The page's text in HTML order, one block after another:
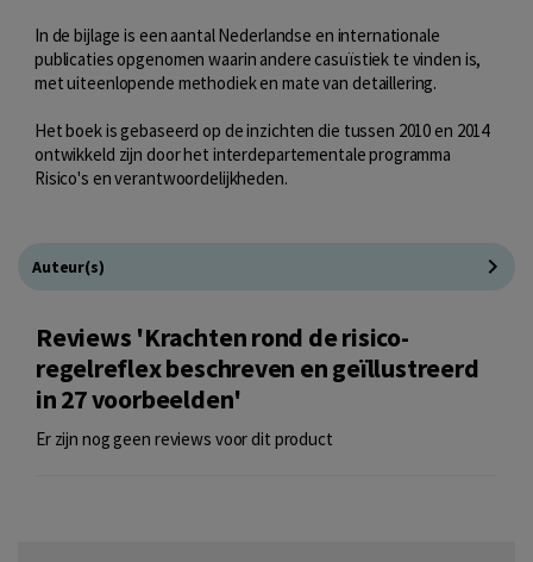
In de bijlage is een aantal Nederlandse en internationale
publicaties opgenomen waarin andere casuïstiek te vinden is,
met uiteenlopende methodiek en mate van detaillering.
Het boek is gebaseerd op de inzichten die tussen 2010 en 2014
ontwikkeld zijn door het interdepartementale programma
Risico's en verantwoordelijkheden.
Auteur(s)
Reviews 'Krachten rond de risico-
regelreflex beschreven en geïllustreerd
in 27 voorbeelden'
Er zijn nog geen reviews voor dit product